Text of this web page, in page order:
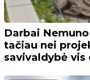
Darbai
tačiau nei
savivaldybė vis